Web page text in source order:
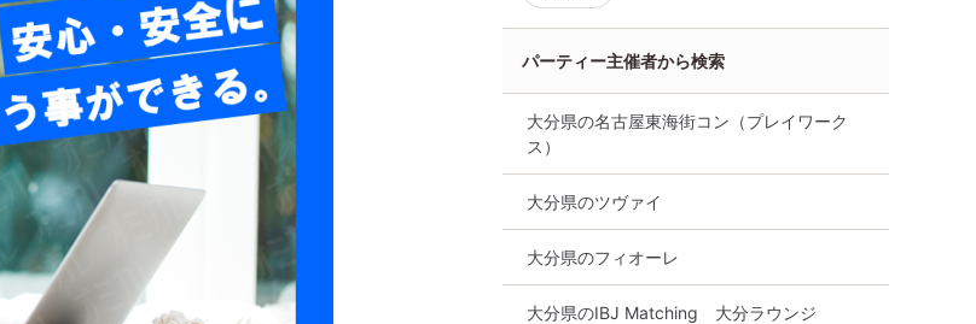
パーティー主催者から検索
大分県の名古屋東海街コン（プレイワーク
ス）
大分県のツヴァイ
大分県のフィオーレ
大分県のIBJ Matching 大分ラウンジ